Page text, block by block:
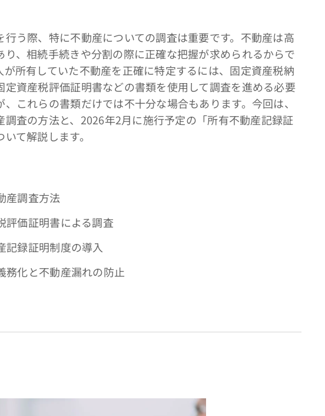
行う際、特に不動産についての調査は重要です。不動産は高
り、相続手続きや分割の際に正確な把握が求められるからで
が所有していた不動産を正確に特定するには、固定資産税納
定資産税評価証明書などの書類を使用して調査を進める必要
、これらの書類だけでは不十分な場合もあります。今回は、
調査の方法と、2026年2月に施行予定の「所有不動産記録証
て解説します。
産調査方法
評価証明書による調査
記録証明制度の導入
務化と不動産漏れの防止